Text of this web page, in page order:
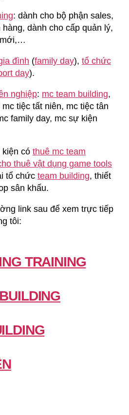
: dành cho bộ phận sales,
dành cho cấp quản lý,
mới,…
đình (family day), tổ chức
day).
nghiệp: mc team building,
tiệc tất niên, mc tiệc tân
family day, mc sự kiện
kiện có thuê mc team
thuê vật dụng game tools
tổ chức team building, thiết
sân khấu.
link sau để xem trực tiếp
tôi:
TRAINING